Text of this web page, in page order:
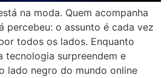
na moda. Quem acompanha
percebeu: o assunto é cada vez
todos os lados. Enquanto
tecnologia surpreendem e
lado negro do mundo online